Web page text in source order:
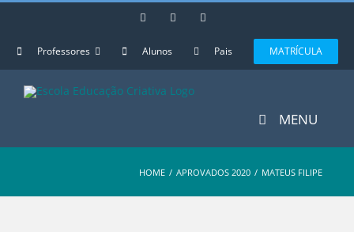
Skip
InstagramFacebook
Professores Alunos Pais MATRÍCULA
MENU
HOME / APROVADOS 2020 / MATEUS FILIPE